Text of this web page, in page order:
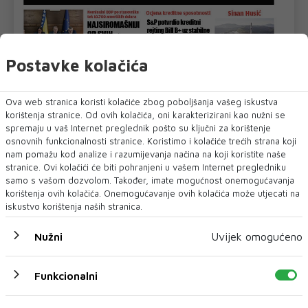
U novom broju pročitajte
Crna kronika
Postavke kolačića
Ova web stranica koristi kolačiće zbog poboljšanja vašeg iskustva
korištenja stranice. Od ovih kolačića, oni karakterizirani kao nužni se
spremaju u vaš Internet preglednik pošto su ključni za korištenje
osnovnih funkcionalnosti stranice. Koristimo i kolačiće trećih strana koji
nam pomažu kod analize i razumijevanja načina na koji koristite naše
stranice. Ovi kolačići će biti pohranjeni u vašem Internet pregledniku
samo s vašom dozvolom. Također, imate mogućnost onemogućavanja
korištenja ovih kolačića. Onemogućavanje ovih kolačića može utjecati na
iskustvo korištenja naših stranica.
Nužni Uvijek omogućeno
Funkcionalni